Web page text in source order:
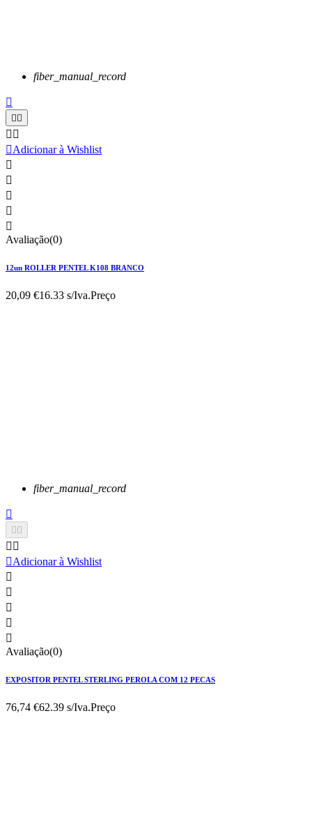
fiber_manual_record

 
 
Adicionar à Wishlist





Avaliação(0)
12un ROLLER PENTEL K108 BRANCO
20,09 €16.33 s/Iva.Preço
fiber_manual_record

 
 
Adicionar à Wishlist





Avaliação(0)
EXPOSITOR PENTEL STERLING PEROLA COM 12 PECAS
76,74 €62.39 s/Iva.Preço